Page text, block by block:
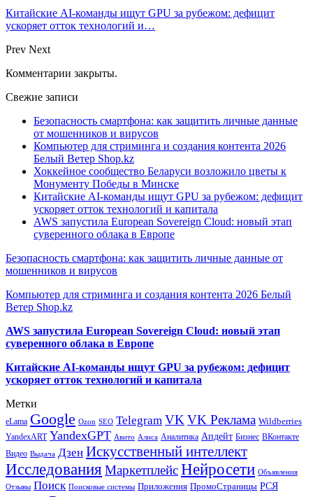
Китайские AI-команды ищут GPU за рубежом: дефицит
ускоряет отток технологий и…
Prev Next
Комментарии закрыты.
Свежие записи
Безопасность смартфона: как защитить личные данные
от мошенников и вирусов
Компьютер для стриминга и создания контента 2026
Белый Ветер Shop.kz
Хоккейное сообщество Беларуси возложило цветы к
Монументу Победы в Минске
Китайские AI-команды ищут GPU за рубежом: дефицит
ускоряет отток технологий и капитала
AWS запустила European Sovereign Cloud: новый этап
суверенного облака в Европе
Безопасность смартфона: как защитить личные данные от
мошенников и вирусов
Компьютер для стриминга и создания контента 2026 Белый
Ветер Shop.kz
AWS запустила European Sovereign Cloud: новый этап
суверенного облака в Европе
Китайские AI-команды ищут GPU за рубежом: дефицит
ускоряет отток технологий и капитала
Метки
eLama Google Ozon SEO Telegram VK VK Реклама Wildberries
YandexART YandexGPT Авито Алиса Аналитика Апдейт Бизнес ВКонтакте
Видео Выдача Дзен Искусственный интеллект
Исследования МаркетплейсНейросети Объявления
Отзывы Поиск Поисковые системы Приложения ПромоСтраницы РСЯ